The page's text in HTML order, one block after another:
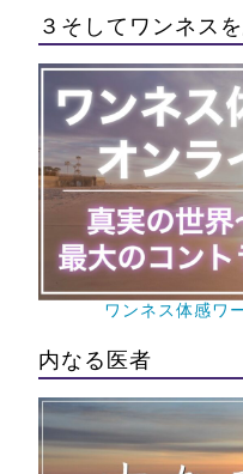
３そしてワンネス
ワンネス体感ワ
内なる医者